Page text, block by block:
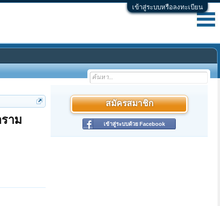
เข้าสู่ระบบหรือลงทะเบียน
าม
สมัครสมาชิก
เข้าสู่ระบบด้วย Facebook